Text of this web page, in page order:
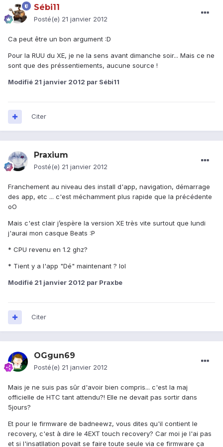
Sébi11
Posté(e) 21 janvier 2012
Ca peut être un bon argument :D
Pour la RUU du XE, je ne la sens avant dimanche soir... Mais ce ne
sont que des préssentiements, aucune source !
Modifié 21 janvier 2012 par Sébi11
Citer
Praxium
Posté(e) 21 janvier 2012
Franchement au niveau des install d'app, navigation, démarrage
des app, etc ... c'est méchamment plus rapide que la précédente
oO
Mais c'est clair j’espère la version XE très vite surtout que lundi
j'aurai mon casque Beats :P
* CPU revenu en 1.2 ghz?
* Tient y a l'app "Dé" maintenant ? lol
Modifié 21 janvier 2012 par Praxbe
Citer
OGgun69
Posté(e) 21 janvier 2012
Mais je ne suis pas sûr d'avoir bien compris... c'est la maj
officielle de HTC tant attendu?! Elle ne devait pas sortir dans
5jours?
Et pour le firmware de badneewz, vous dites qu'il contient le
recovery, c'est à dire le 4EXT touch recovery? Car moi je l'ai pas
et si l'insatllation povait se faire toute seule via ce firmware ça